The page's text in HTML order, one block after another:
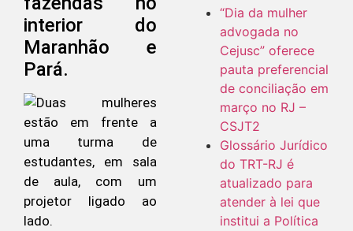
interior do
Maranhão e
Pará.
“Dia da mulher
advogada no
Cejusc” oferece
pauta preferencial
de conciliação em
março no RJ –
CSJT2
Glossário Jurídico
do TRT-RJ é
atualizado para
atender à lei que
institui a Política